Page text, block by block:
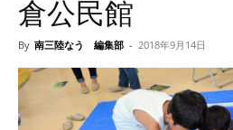
倉公民館
By 南三陸なう 編集部 - 2018年9月14日